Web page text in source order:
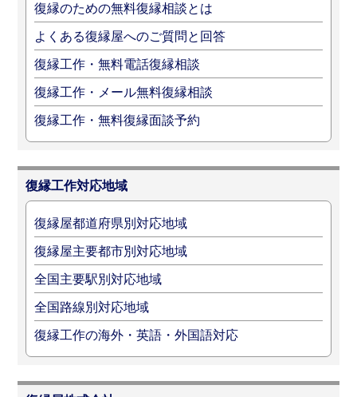
復縁のための無料復縁相談とは
よくある復縁屋へのご質問と回答
復縁工作・無料電話復縁相談
復縁工作・メール無料復縁相談
復縁工作・無料復縁面談予約
復縁工作対応地域
復縁屋都道府県別対応地域
復縁屋主要都市別対応地域
全国主要駅別対応地域
全国路線別対応地域
復縁工作の海外・英語・外国語対応